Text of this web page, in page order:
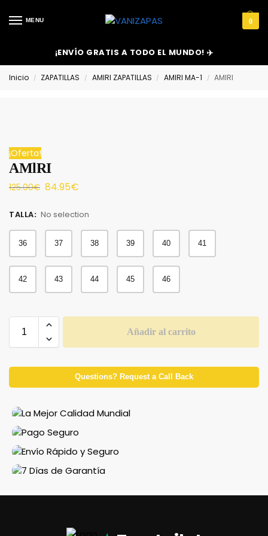
MENU 0
¡ENVÍO GRATIS A TODO EL MUNDO! ✈️
Inicio / ZAPATILLAS / AMIRI ZAPATILLAS / AMIRI MA-1 / AMlRI
¡Oferta!
AMlRI
125.00€ 84.95€
TALLA: No selection
36 37 38 39 40 41
42 43 44 45 46
Añadir al carrito
Questions? Request a Call Back